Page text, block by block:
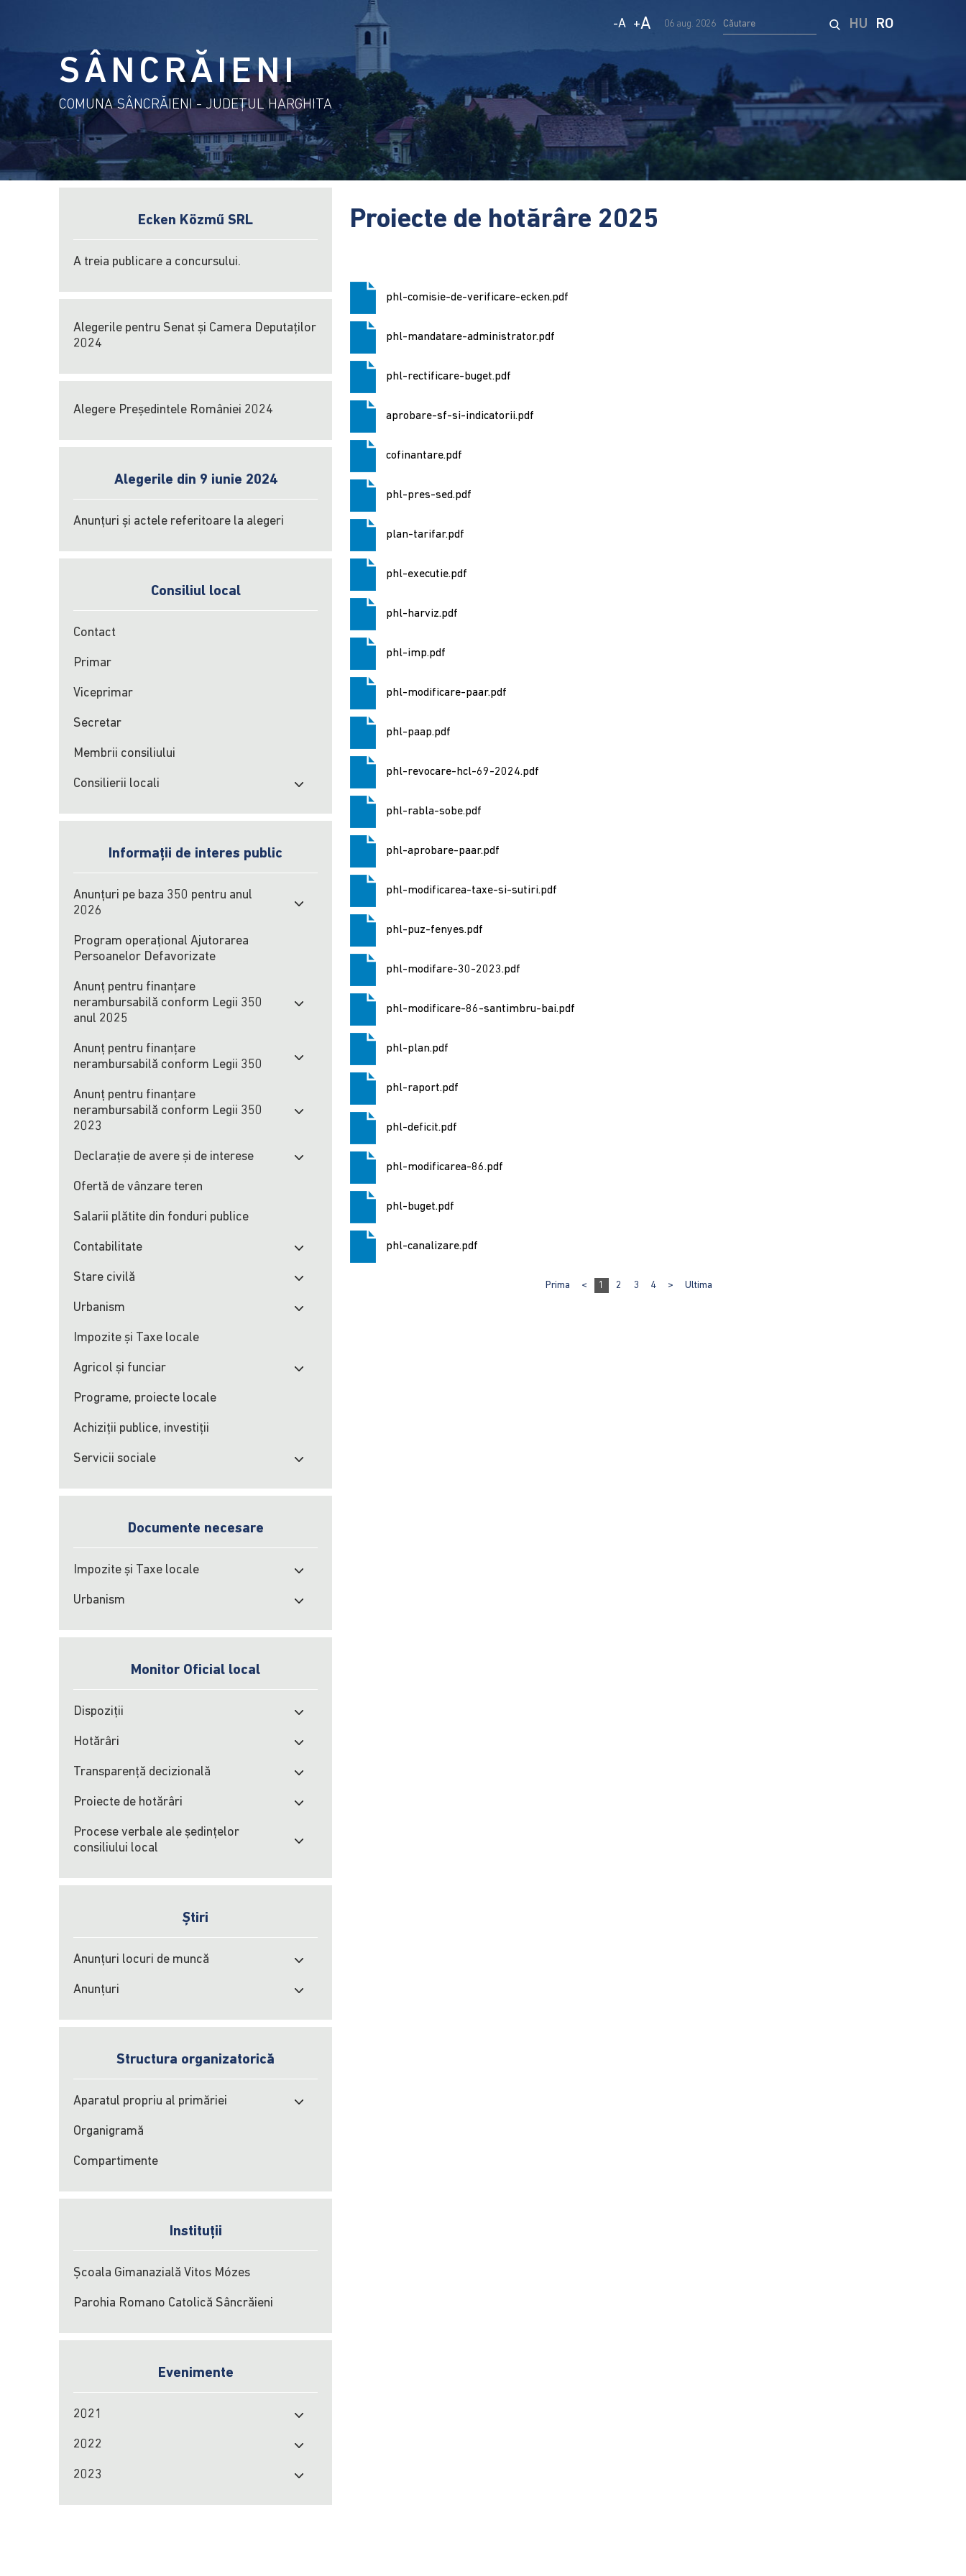
-A +A 06 aug. 2026 HU RO
SÂNCRĂIENI
COMUNA SÂNCRĂIENI - JUDEŢUL HARGHITA
Ecken Közmű SRL
A treia publicare a concursului.
Alegerile pentru Senat și Camera Deputaților
2024
Alegere Președintele României 2024
Alegerile din 9 iunie 2024
Anunțuri și actele referitoare la alegeri
Consiliul local
Contact
Primar
Viceprimar
Secretar
Membrii consiliului
Consilierii locali
Informații de interes public
Anunțuri pe baza 350 pentru anul
2026
Program operațional Ajutorarea
Persoanelor Defavorizate
Anunț pentru finanțare
nerambursabilă conform Legii 350
anul 2025
Anunț pentru finanțare
nerambursabilă conform Legii 350
Anunț pentru finanțare
nerambursabilă conform Legii 350
2023
Declarație de avere și de interese
Ofertă de vânzare teren
Salarii plătite din fonduri publice
Contabilitate
Stare civilă
Urbanism
Impozite şi Taxe locale
Agricol şi funciar
Programe, proiecte locale
Achiziţii publice, investiţii
Servicii sociale
Documente necesare
Impozite şi Taxe locale
Urbanism
Monitor Oficial local
Dispoziții
Hotărâri
Transparență decizională
Proiecte de hotărâri
Procese verbale ale şedinţelor
consiliului local
Știri
Anunțuri locuri de muncă
Anunțuri
Structura organizatorică
Aparatul propriu al primăriei
Organigramă
Compartimente
Instituții
Școala Gimanazială Vitos Mózes
Parohia Romano Catolică Sâncrăieni
Evenimente
2021
2022
2023
Proiecte de hotărâre 2025
phl-comisie-de-verificare-ecken.pdf
phl-mandatare-administrator.pdf
phl-rectificare-buget.pdf
aprobare-sf-si-indicatorii.pdf
cofinantare.pdf
phl-pres-sed.pdf
plan-tarifar.pdf
phl-executie.pdf
phl-harviz.pdf
phl-imp.pdf
phl-modificare-paar.pdf
phl-paap.pdf
phl-revocare-hcl-69-2024.pdf
phl-rabla-sobe.pdf
phl-aprobare-paar.pdf
phl-modificarea-taxe-si-sutiri.pdf
phl-puz-fenyes.pdf
phl-modifare-30-2023.pdf
phl-modificare-86-santimbru-bai.pdf
phl-plan.pdf
phl-raport.pdf
phl-deficit.pdf
phl-modificarea-86.pdf
phl-buget.pdf
phl-canalizare.pdf
Prima < 1 2 3 4 > Ultima